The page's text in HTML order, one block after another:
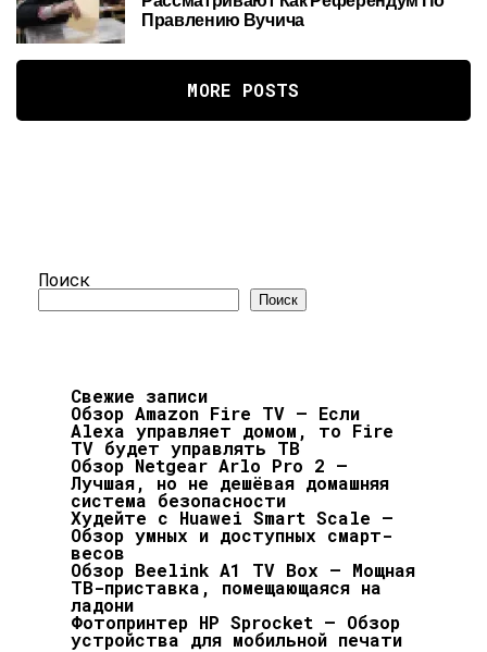
Правлению Вучича
MORE POSTS
Поиск
Поиск
Свежие записи
Обзор Amazon Fire TV — Если
Alexa управляет домом, то Fire
TV будет управлять ТВ
Обзор Netgear Arlo Pro 2 —
Лучшая, но не дешёвая домашняя
система безопасности
Худейте с Huawei Smart Scale —
Обзор умных и доступных смарт-
весов
Обзор Beelink A1 TV Box — Мощная
ТВ-приставка, помещающаяся на
ладони
Фотопринтер HP Sprocket — Обзор
устройства для мобильной печати